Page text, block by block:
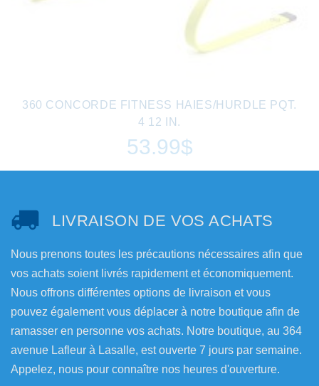
360 CONCORDE FITNESS HAIES/HURDLE PQT.
4 12 IN.
53.99$
LIVRAISON DE VOS ACHATS
Nous prenons toutes les précautions nécessaires afin que
vos achats soient livrés rapidement et économiquement.
Nous offrons différentes options de livraison et vous
pouvez également vous déplacer à notre boutique afin de
ramasser en personne vos achats. Notre boutique, au 364
avenue Lafleur à Lasalle, est ouverte 7 jours par semaine.
Appelez, nous pour connaître nos heures d'ouverture.